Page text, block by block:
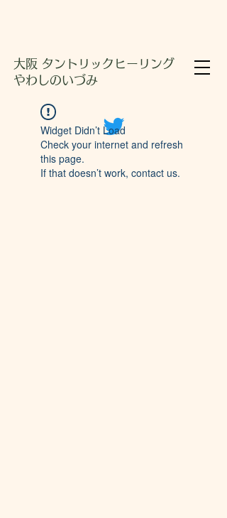
大阪 タントリックヒーリング
やわしのいづみ
Widget Didn’t Load
Check your internet and refresh
this page.
If that doesn’t work, contact us.